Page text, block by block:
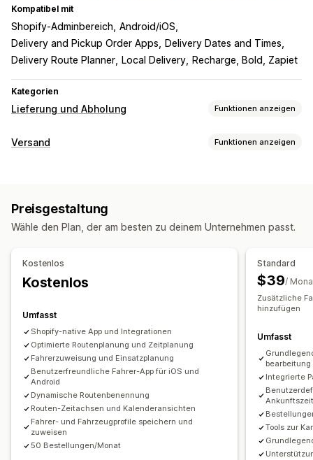
Kompatibel mit
Shopify-Adminbereich Android/iOS
Delivery and Pickup Order Apps
Delivery Dates and Times
Delivery Route Planner
Local Delivery Recharge, Bold, Zapiet
Kategorien
Lieferung und Abholung Funktionen anzeigen
Zustellungsoptionen
Versandetiketten Benutzerdefinierte Nachrichten
Kontaktlos
Datumsauswahl
SMS-Benachrichtigungen
E-Mail-Benachrichtigungen
ETAs
Nachverfolgung von Bestellungen
Zustellungsnachweis
Web-Push-Benachrichtigungen Tracking-Seiten
Routenoptimierung
Versand Funktionen anzeigen
Lieferscheine Scannen per Barcode
Lieferdatum Bestellsynchronisierung
Bestellupdates
Preisgestaltung
Wähle den Plan, der am besten zu deinem Unternehmen passt.
Kostenlos
Kostenlos
Umfasst
Shopify-native App und Integrationen
Optimierte Routenplanung und Zeitplanung
Fahrerzuweisung und Einsatzplanung
Benutzerfreundliche Fahrer-App für iOS und
Android
Dynamische Routenbenennung
Routen-Zeitachsen und Kalenderansichten
Fahrer- und Fahrzeugprofile speichern und
zuweisen
50 Bestellungen/Monat
Standard
$39/
Zusätzliche
hinzufügen
Umfasst
bearbeitung
Integrierte
Tools zur